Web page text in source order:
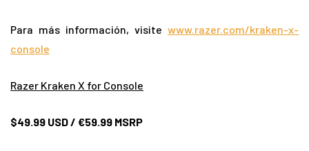
Para más información, visite www.razer.com/kraken-x-
console
Razer Kraken X for Console
$49.99 USD / €59.99 MSRP